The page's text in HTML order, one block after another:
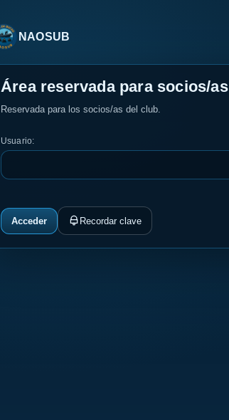
NAOSUB
Área reservada para socios/as
Reservada para los socios/as del club.
Usuario:
Recordar clave